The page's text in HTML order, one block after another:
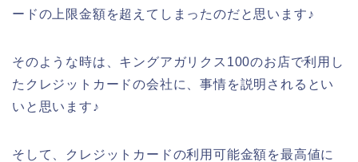
ードの上限金額を超えてしまったのだと思います♪
そのような時は、キングアガリクス100のお店で利用し
たクレジットカードの会社に、事情を説明されるとい
いと思います♪
そして、クレジットカードの利用可能金額を最高値に